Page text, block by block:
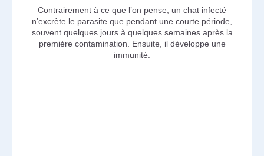
Contrairement à ce que l’on pense, un chat infecté
n’excrète le parasite que pendant une courte période,
souvent quelques jours à quelques semaines après la
première contamination. Ensuite, il développe une
immunité.